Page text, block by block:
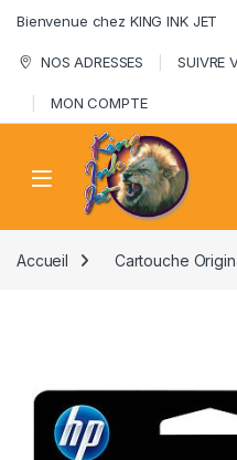
Bienvenue chez KING INK JET
NOS ADRESSES SUIVRE
MON COMPTE
Accueil Cartouche